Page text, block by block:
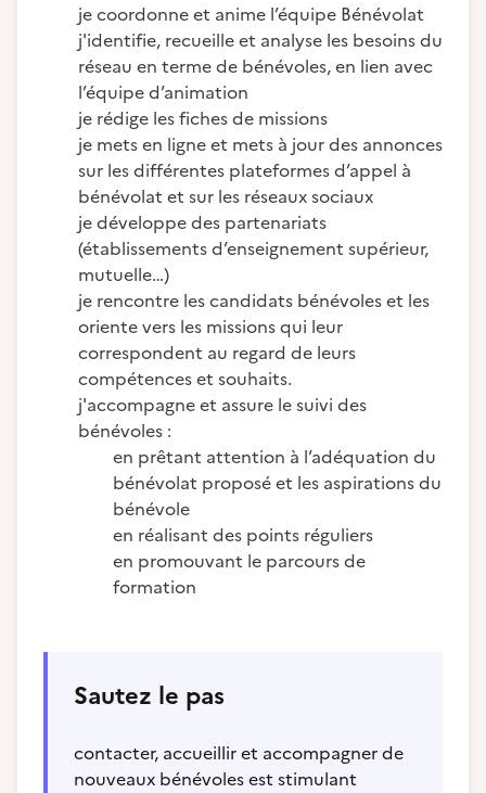
je coordonne et anime l’équipe Bénévolat
j'identifie, recueille et analyse les besoins du
réseau en terme de bénévoles, en lien avec
l’équipe d’animation
je rédige les fiches de missions
je mets en ligne et mets à jour des annonces
sur les différentes plateformes d’appel à
bénévolat et sur les réseaux sociaux
je développe des partenariats
(établissements d’enseignement supérieur,
mutuelle…)
je rencontre les candidats bénévoles et les
oriente vers les missions qui leur
correspondent au regard de leurs
compétences et souhaits.
j'accompagne et assure le suivi des
bénévoles :
en prêtant attention à l’adéquation du
bénévolat proposé et les aspirations du
bénévole
en réalisant des points réguliers
en promouvant le parcours de
formation
Sautez le pas
contacter, accueillir et accompagner de
nouveaux bénévoles est stimulant